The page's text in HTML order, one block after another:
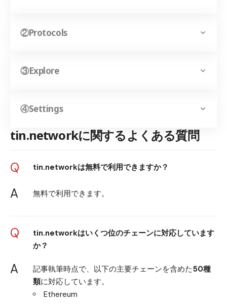
②Protocols
③Explore
④Settings
tin.networkに関するよくある質問
Q tin.networkは無料で利用できますか？
A 無料で利用できます。
Q
tin.networkはいくつ位のチェーンに対応しています
か？
A 記事執筆時点で、以下の主要チェーンを含めた50種
類に対応しています。
Ethereum